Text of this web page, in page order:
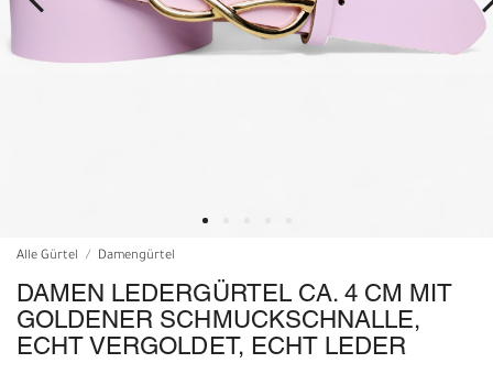
Alle Gürtel Damengürtel
DAMEN LEDERGÜRTEL CA. 4 CM MIT
GOLDENER SCHMUCKSCHNALLE,
ECHT VERGOLDET, ECHT LEDER